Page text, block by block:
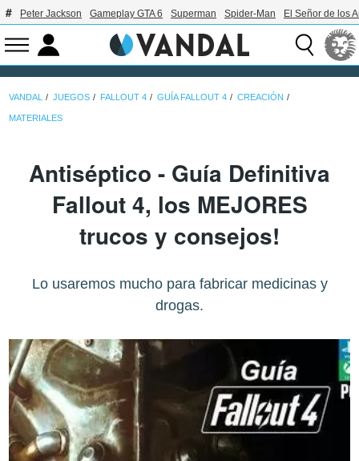
Peter Jackson Gameplay GTA 6 Superman Spider-Man El Señor de los
VANDAL JUEGOS FALLOUT 4 GUÍA FALLOUT 4 CREACIÓN
MATERIALES
Antiséptico - Guía Definitiva
Fallout 4, los MEJORES
trucos y consejos!
Lo usaremos mucho para fabricar medicinas y
drogas.